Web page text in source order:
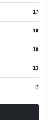
17
16
10
13
7